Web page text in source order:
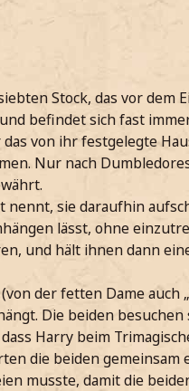
Stock, das vor dem
befindet sich fast
von ihr festgelegte
Nur nach
nennt, sie daraufhin
lässt, ohne
und hält ihnen dann
der fetten Dame auch
Die beiden
Harry beim
die beiden gemeinsam
musste, damit die